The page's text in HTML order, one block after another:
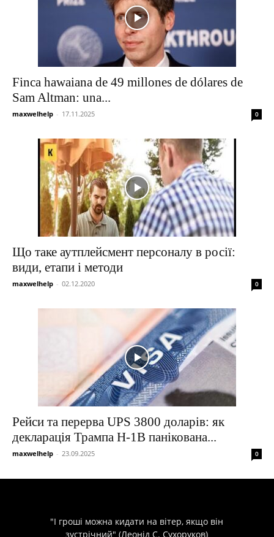
Finca hawaiana de 49 millones de dólares de
Sam Altman: una...
maxwelhelp - 17.11.2025 0
Що таке аутплейсмент персоналу в росії:
види, етапи і методи
maxwelhelp - 02.12.2020 0
Рейси та перерва UPS 3800 доларів: як
декларація Трампа H-1B панікована...
maxwelhelp - 23.09.2025 0
"І гроші можна кидати на вітер, якщо він
зустрічний" (Леонід С. Сухоруков)